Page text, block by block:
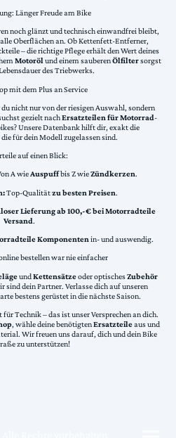
Länger Freude am Bike
noch glänzt und technisch einwandfrei bleibt,
Oberflächen an. Ob Kettenfett-Entferner,
– die richtige Pflege erhält den Wert deines
Motorölund einem sauberenÖlfiltersorgst
des Triebwerks.
mit dem Plus an Service
nicht nur von der riesigen Auswahl, sondern
gezielt nachErsatzteilen für Motorrad-
Unsere Datenbank hilft dir, exakt die
für dein Modell zugelassen sind.
auf einen Blick:
A wieAuspuffbis Z wieZündkerzen.
Top-Qualitätzu besten Preisen.
Lieferung ab 100,-€ bei Motorradteile
Versand.
Komponentenin- und auswendig.
bestellen war nie einfacher
undKettensätzeoder optischesZubehör
sind dein Partner. Verlasse dich auf unseren
bestens gerüstet in die nächste Saison.
Technik – das ist unser Versprechen an dich.
, wähle deine benötigtenErsatzteileaus und
Wir freuen uns darauf, dich und dein Bike
zu unterstützen!